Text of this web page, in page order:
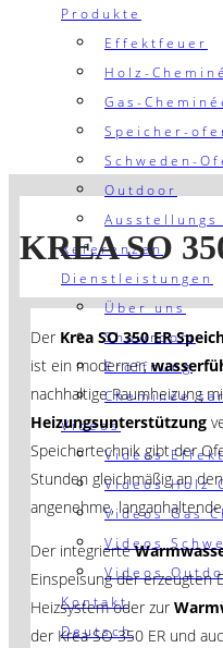
Produkte
Effektfeuer
Holz-
Gas-
Speicher-
Schweden-
Outdoor
Ausstellungs
Referenzen
Dienstleistungen
Über uns
Showroom
Eröffnung
Cheminée
Videos
Videos
Videos Holz
Videos Gas
Videos
Videos
Kontakt
Deutsch
KREA SO
Der Krea SO 350 ER
ist ein moderner,
nachhaltige Raumheizung
Heizungsunterstützung
Speichertechnik gibt der
Stunden gleichmäßig an
angenehme,
Der integrierte
Einspeisung der erzeugten
Heizsystem oder zur
der Krea SO 350 ER und